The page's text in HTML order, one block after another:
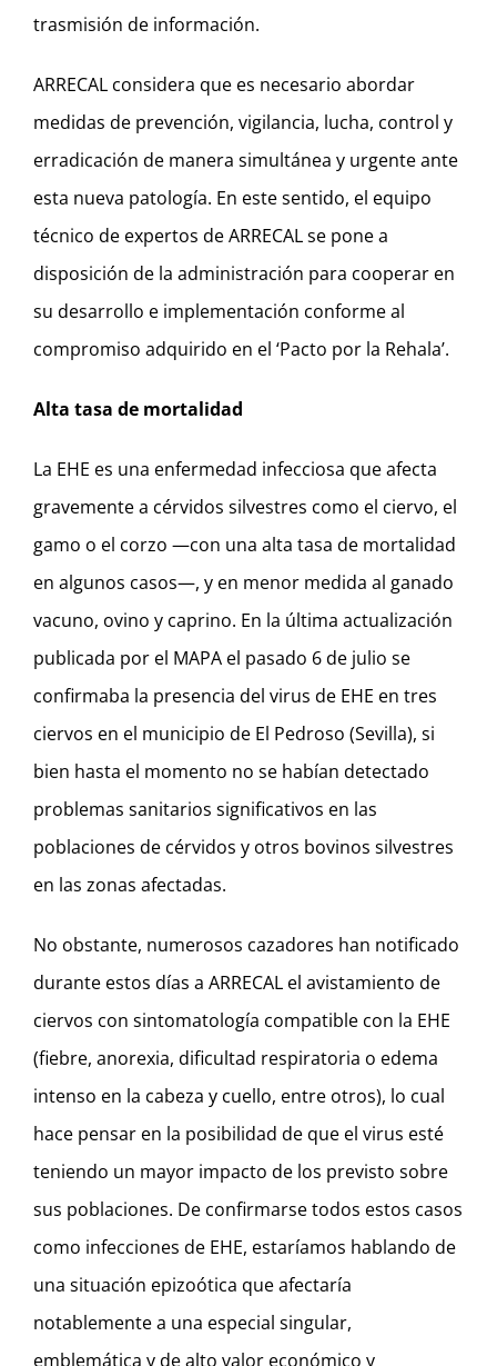
trasmisión de información.
ARRECAL considera que es necesario abordar
medidas de prevención, vigilancia, lucha, control y
erradicación de manera simultánea y urgente ante
esta nueva patología. En este sentido, el equipo
técnico de expertos de ARRECAL se pone a
disposición de la administración para cooperar en
su desarrollo e implementación conforme al
compromiso adquirido en el ‘Pacto por la Rehala’.
Alta tasa de mortalidad
La EHE es una enfermedad infecciosa que afecta
gravemente a cérvidos silvestres como el ciervo, el
gamo o el corzo —con una alta tasa de mortalidad
en algunos casos—, y en menor medida al ganado
vacuno, ovino y caprino. En la última actualización
publicada por el MAPA el pasado 6 de julio se
confirmaba la presencia del virus de EHE en tres
ciervos en el municipio de El Pedroso (Sevilla), si
bien hasta el momento no se habían detectado
problemas sanitarios significativos en las
poblaciones de cérvidos y otros bovinos silvestres
en las zonas afectadas.
No obstante, numerosos cazadores han notificado
durante estos días a ARRECAL el avistamiento de
ciervos con sintomatología compatible con la EHE
(fiebre, anorexia, dificultad respiratoria o edema
intenso en la cabeza y cuello, entre otros), lo cual
hace pensar en la posibilidad de que el virus esté
teniendo un mayor impacto de los previsto sobre
sus poblaciones. De confirmarse todos estos casos
como infecciones de EHE, estaríamos hablando de
una situación epizoótica que afectaría
notablemente a una especial singular,
emblemática y de alto valor económico y